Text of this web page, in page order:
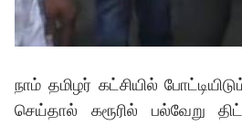
நாம் தமிழர் கட்சியில்
செய்தால் கரூரில் பல்வேறு